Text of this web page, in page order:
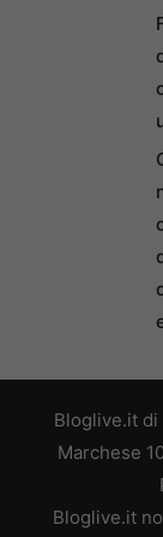
Bloglive.it di
Marchese
Bloglive.it